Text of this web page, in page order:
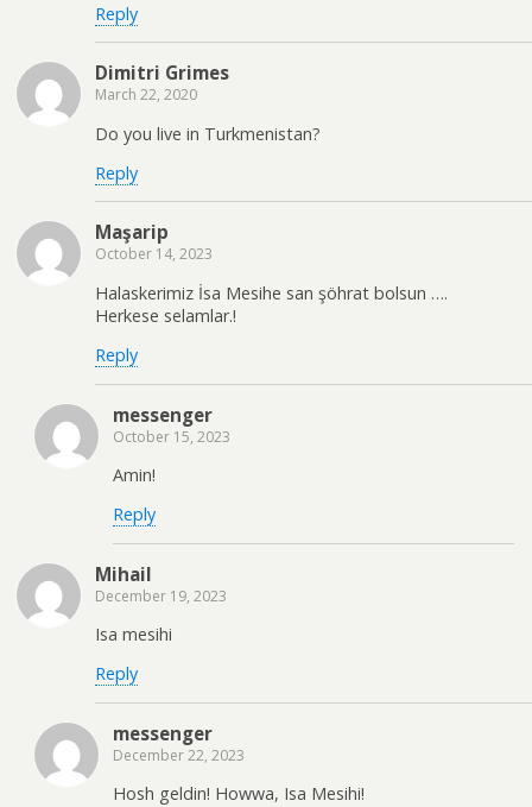
Reply
Dimitri Grimes
March 22, 2020
Do you live in Turkmenistan?
Reply
Maşarip
October 14, 2023
Halaskerimiz İsa Mesihe san şöhrat bolsun ….
Herkese selamlar.!
Reply
messenger
October 15, 2023
Amin!
Reply
Mihail
December 19, 2023
Isa mesihi
Reply
messenger
December 22, 2023
Hosh geldin! Howwa, Isa Mesihi!